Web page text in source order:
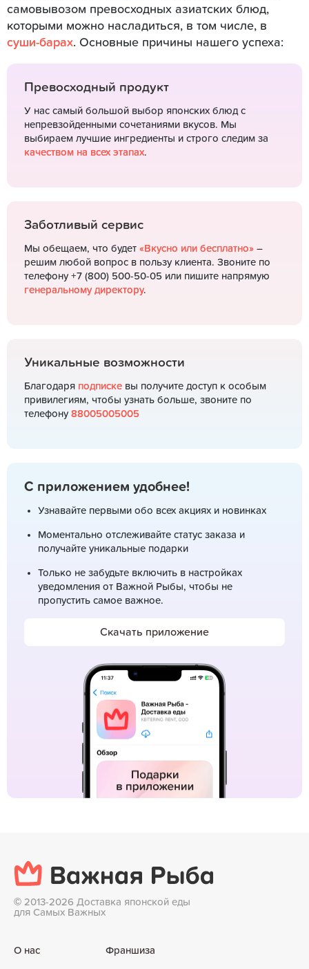
самовывозом превосходных азиатских блюд,
которыми можно насладиться, в том числе, в
суши-барах. Основные причины нашего успеха:
Превосходный продукт
У нас самый большой выбор японских блюд с
непревзойденными сочетаниями вкусов. Мы
выбираем лучшие ингредиенты и строго следим за
качеством на всех этапах.
Заботливый сервис
Мы обещаем, что будет «Вкусно или бесплатно» –
решим любой вопрос в пользу клиента. Звоните по
телефону +7 (800) 500-50-05 или пишите напрямую
генеральному директору.
Уникальные возможности
Благодаря подписке вы получите доступ к особым
привилегиям, чтобы узнать больше, звоните по
телефону 88005005005
С приложением удобнее!
Узнавайте первыми обо всех акциях и новинках
Моментально отслеживайте статус заказа и
получайте уникальные подарки
Только не забудьте включить в настройках
уведомления от Важной Рыбы, чтобы не
пропустить самое важное.
Скачать приложение
© 2013-2026 Доставка японской еды
для Самых Важных
О нас Франшиза